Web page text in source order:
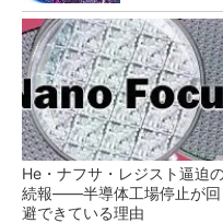
He・ナフサ・レジスト逼迫
続報――半導体工場停止が回
避できている理由